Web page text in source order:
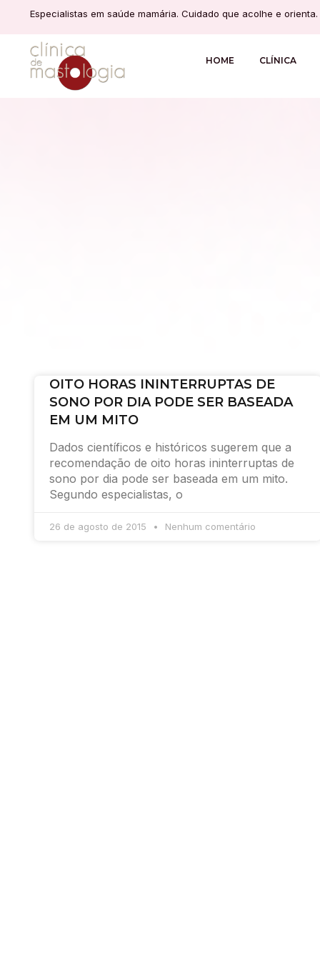
Especialistas em saúde mamária. Cuidado que acolhe e orienta.
HOME CLÍNICA
OITO HORAS ININTERRUPTAS DE
SONO POR DIA PODE SER BASEADA
EM UM MITO
Dados científicos e históricos sugerem que a
recomendação de oito horas ininterruptas de
sono por dia pode ser baseada em um mito.
Segundo especialistas, o
26 de agosto de 2015 Nenhum comentário